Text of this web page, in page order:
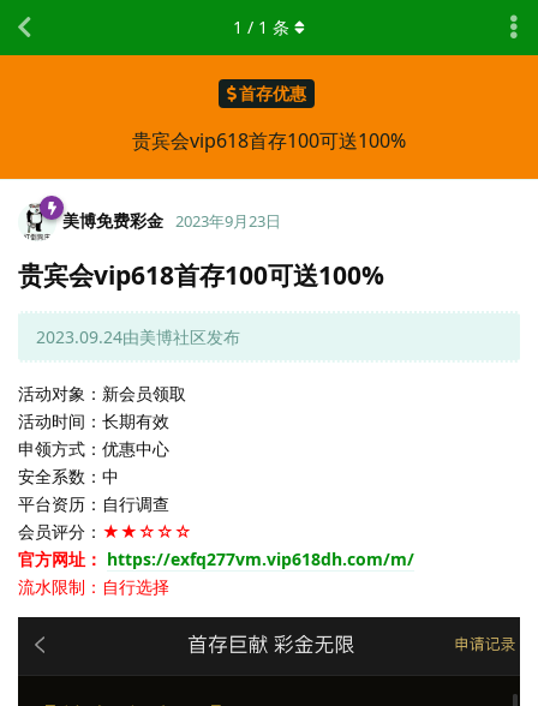
首存优惠
贵宾会vip618首存100可送100%
1 / 1 条
美博免费彩金 2023年9月23日
贵宾会vip618首存100可送100%
2023.09.24由美博社区发布
活动对象：新会员领取
活动时间：长期有效
申领方式：优惠中心
安全系数：中
平台资历：自行调查
会员评分： ★★☆☆☆
官方网址： https://exfq277vm.vip618dh.com/m/
流水限制：自行选择